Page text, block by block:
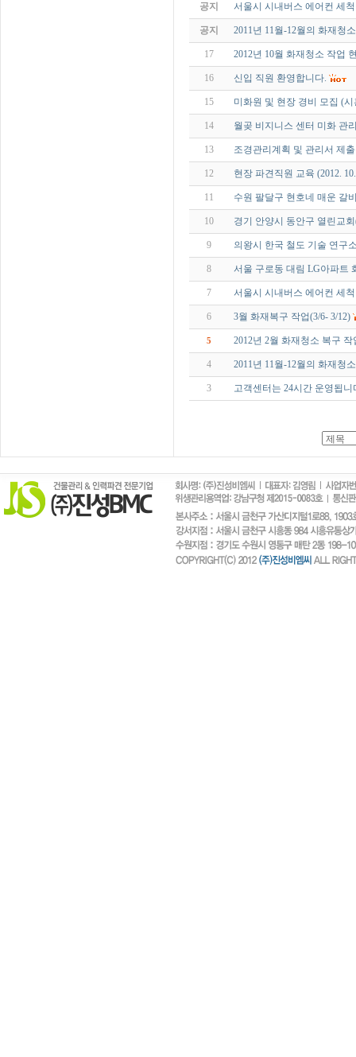
공지 서울시 시내버스 에어컨 세
공지 2011년 11월-12월의 화재청
17 2012년 10월 화재청소 작업
16 신입 직원 환영합니다.
15 미화원 및 현장 경비 모집 (
14 월곶 비지니스 센터 미화 관
13 조경관리계획 및 관리서 제
12 현장 파견직원 교육 (2012.
11 수원 팔달구 현호네 매운 갈
10 경기 안양시 동안구 열린교
9 의왕시 한국 철도 기술 연구
8 서울 구로동 대림 LG아파트
7 서울시 시내버스 에어컨 세
6 3월 화재복구 작업(3/6- 3/12)
5 2012년 2월 화재청소 복구 작
4 2011년 11월-12월의 화재청
3 고객센터는 24시간 운영됩니